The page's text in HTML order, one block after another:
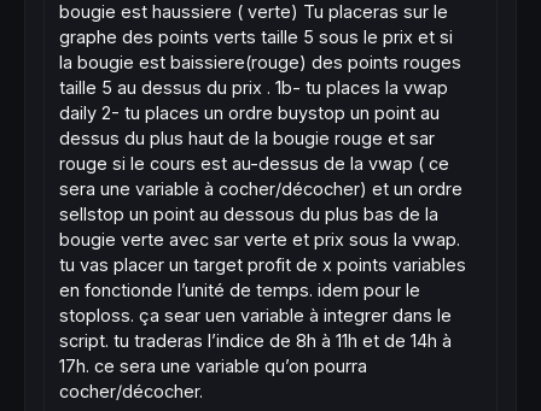
bougie est haussiere ( verte) Tu placeras sur le
graphe des points verts taille 5 sous le prix et si
la bougie est baissiere(rouge) des points rouges
taille 5 au dessus du prix . 1b- tu places la vwap
daily 2- tu places un ordre buystop un point au
dessus du plus haut de la bougie rouge et sar
rouge si le cours est au-dessus de la vwap ( ce
sera une variable à cocher/décocher) et un ordre
sellstop un point au dessous du plus bas de la
bougie verte avec sar verte et prix sous la vwap.
tu vas placer un target profit de x points variables
en fonctionde l’unité de temps. idem pour le
stoploss. ça sear uen variable à integrer dans le
script. tu traderas l’indice de 8h à 11h et de 14h à
17h. ce sera une variable qu’on pourra
cocher/décocher.